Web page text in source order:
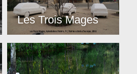
Les Trois Mages